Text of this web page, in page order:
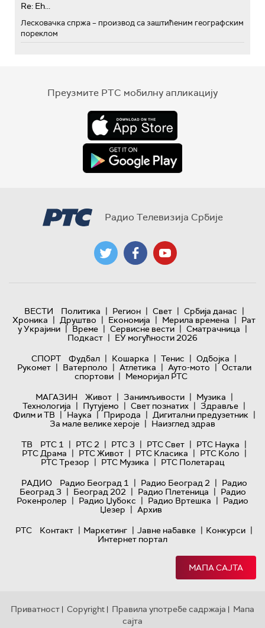
Re: Eh...
Лесковачка спржа – производ са заштићеним географским
пореклом
Преузмите РТС мобилну апликацију
Радио Телевизија Србије
ВЕСТИ Политика | Регион | Свет | Србија данас |
Хроника | Друштво | Економија | Мерила времена | Рат
у Украјини | Време | Сервисне вести | Сматрачница |
Подкаст | ЕУ могућности 2026
СПОРТ
Фудбал | Кошарка | Тенис | Одбојка |
Рукомет | Ватерполо | Атлетика | Ауто-мото | Остали
спортови | Меморијал РТС
МАГАЗИН
Живот | Занимљивости | Музика |
Технологијa | Путујемо | Свет познатих | Здравље |
Филм и ТВ | Наука | Природа | Дигитални предузетник |
За мале велике хероје | Наизглед здрав
ТВ
РТС 1 | РТС 2 | РТС 3 | РТС Свет | РТС Наука |
РТС Драма | РТС Живот | РТС Класика | РТС Коло |
РТС Трезор | РТС Музика | РТС Полетарац
РАДИО
Радио Београд 1 | Радио Београд 2 | Радио
Београд 3 | Београд 202 | Радио Плетеница | Радио
Рокенролер | Радио Џубокс | Радио Вртешка | Радио
Џезер | Архив
РТС
Контакт | Маркетинг | Јавне набавке | Конкурси |
Интернет портал
МАПА САЈТА
Приватност | Copyright | Правила употребе садржаја | Мапа
сајта